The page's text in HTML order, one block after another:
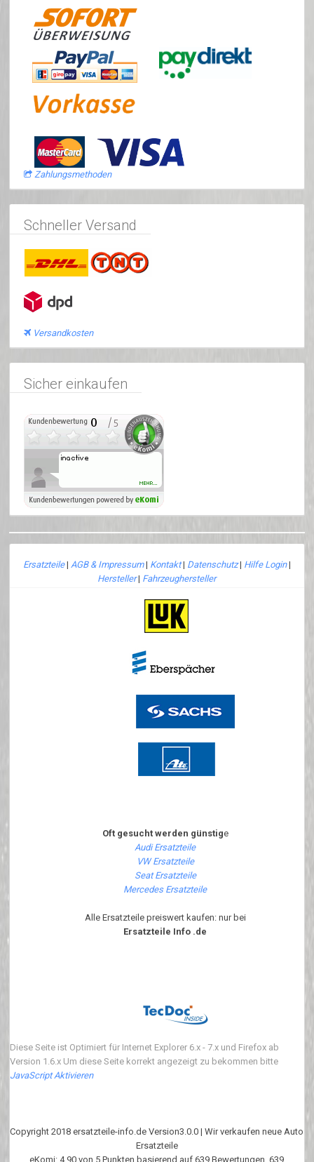
Zahlungsmethoden
Schneller Versand
Versandkosten
Sicher einkaufen
Ersatzteile| AGB & Impressum| Kontakt| Datenschutz| Hilfe Login|
Hersteller| Fahrzeughersteller
Oft gesucht werden günstige
Audi Ersatzteile
VW Ersatzteile
Seat Ersatzteile
Mercedes Ersatzteile
Alle Ersatzteile preiswert kaufen: nur bei
Ersatzteile Info .de
Diese Seite ist Optimiert für Internet Explorer 6.x - 7.x und Firefox ab
Version 1.6.x Um diese Seite korrekt angezeigt zu bekommen bitte
JavaScript Aktivieren
Copyright 2018 ersatzteile-info.de Version3.0.0 | Wir verkaufen neue Auto
Ersatzteile
eKomi:4.90 von 5 Punkten basierend auf639 Bewertungen.639